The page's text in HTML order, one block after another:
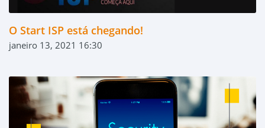
O Start ISP está chegando!
janeiro 13, 2021 16:30